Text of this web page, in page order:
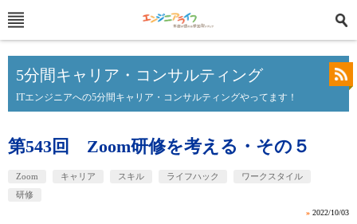
5分間キャリア・コンサルティング
ITエンジニアへの5分間キャリア・コンサルティングやってます！
第543回 Zoom研修を考える・その５
Zoom キャリア スキル ライフハック
ワークスタイル
研修
» 2022/10/03